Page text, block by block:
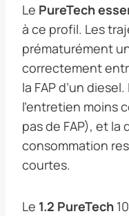
Le PureTech
à ce profil. Les
prématurément
correctement
la FAP d’un
l’entretien moins
pas de FAP), et la
consommation
courtes.
Le 1.2 PureTech